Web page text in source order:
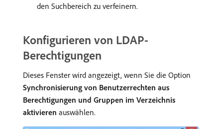
den Suchbereich zu verfeinern.
Konfigurieren von LDAP-
Berechtigungen
Dieses Fenster wird angezeigt, wenn Sie die Option
Synchronisierung von Benutzerrechten aus
Berechtigungen und Gruppen im Verzeichnis
aktivieren auswählen.